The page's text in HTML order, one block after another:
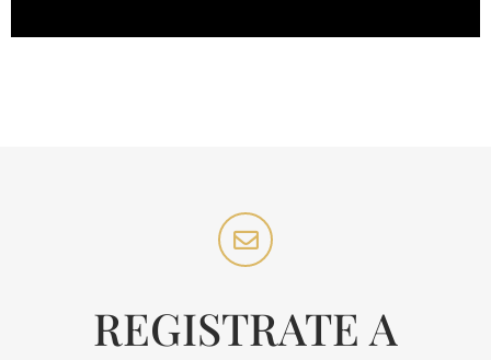
REGISTRATE A